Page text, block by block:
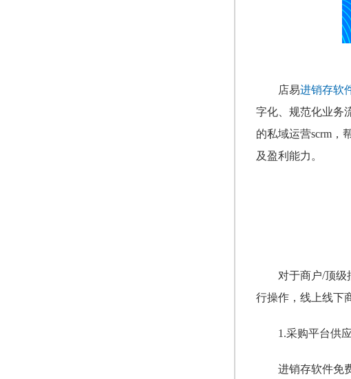
店易进销存软
字化、规范化业务
的私域运营scrm，
及盈利能力。
对于商户/顶级
行操作，线上线下
1.采购平台供
进销存软件免